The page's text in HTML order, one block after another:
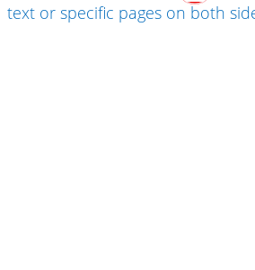
text or specific pages on both